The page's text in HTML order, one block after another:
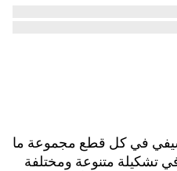
في كل قطع مجموعة ما
للأطفال في تشكيلة متنوعة ومختلفة